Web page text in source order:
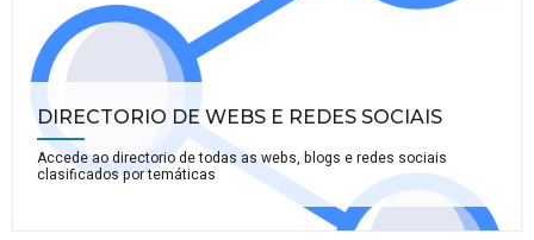
DIRECTORIO DE WEBS E REDES SOCIAIS
Accede ao directorio de todas as webs, blogs e redes sociais
clasificados por temáticas